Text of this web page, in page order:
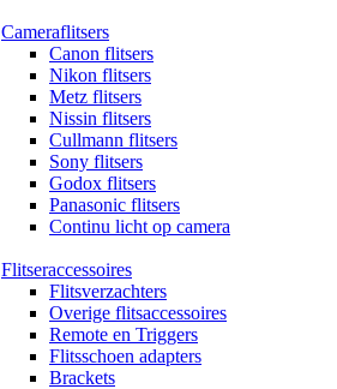
Cameraflitsers
Canon flitsers
Nikon flitsers
Metz flitsers
Nissin flitsers
Cullmann flitsers
Sony flitsers
Godox flitsers
Panasonic flitsers
Continu licht op camera
Flitseraccessoires
Flitsverzachters
Overige flitsaccessoires
Remote en Triggers
Flitsschoen adapters
Brackets